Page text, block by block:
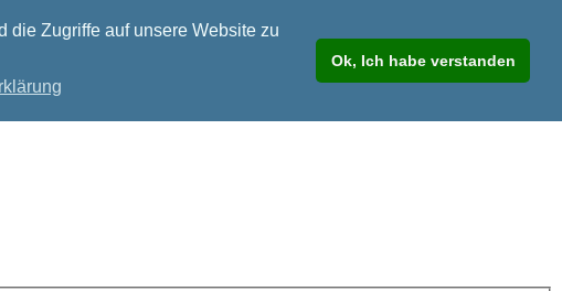
die Zugriffe auf unsere Website zu
Ok, Ich habe verstanden